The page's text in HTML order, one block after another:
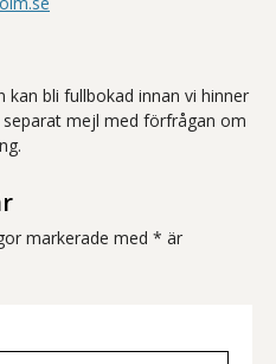
bli fullbokad innan vi hinner
mejl med förfrågan om
markerade med * är